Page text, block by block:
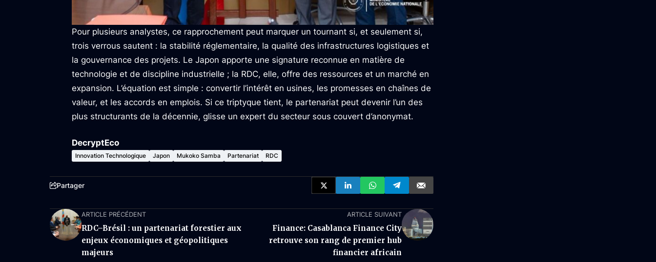
Pour plusieurs analystes, ce rapprochement peut marquer un tournant si, et seulement si,
trois verrous sautent : la stabilité réglementaire, la qualité des infrastructures logistiques et
la gouvernance des projets. Le Japon apporte une signature reconnue en matière de
technologie et de discipline industrielle ; la RDC, elle, offre des ressources et un marché en
expansion. L’équation est simple : convertir l’intérêt en usines, les promesses en chaînes de
valeur, et les accords en emplois. Si ce triptyque tient, le partenariat peut devenir l’un des
plus structurants de la décennie, glisse un expert du secteur sous couvert d’anonymat.
DecryptEco
Innovation Technologique Japon Mukoko Samba Partenariat RDC
Partager
ARTICLE PRÉCÉDENT
RDC–Brésil : un partenariat forestier aux
enjeux économiques et géopolitiques
majeurs
ARTICLE SUIVANT
Finance: Casablanca Finance City
retrouve son rang de premier hub
financier africain